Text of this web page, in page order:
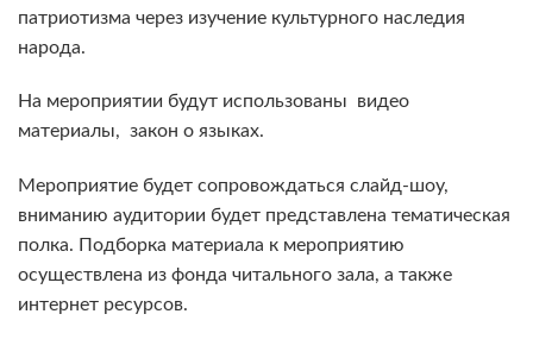
патриотизма через изучение культурного наследия
народа.
На мероприятии будут использованы видео
материалы, закон о языках.
Мероприятие будет сопровождаться слайд-шоу,
вниманию аудитории будет представлена тематическая
полка. Подборка материала к мероприятию
осуществлена из фонда читального зала, а также
интернет ресурсов.